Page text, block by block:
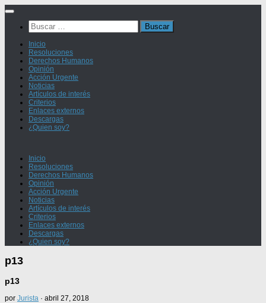
Saltar
contenidoBuscar:
Inicio
Resoluciones
Derechos Humanos
Opinión
Acción Urgente
Noticias
Artículos de interés
Criterios
Enlaces externos
Descargas
¿Quien soy?
Inicio
Resoluciones
Derechos Humanos
Opinión
Acción Urgente
Noticias
Artículos de interés
Criterios
Enlaces externos
Descargas
¿Quien soy?
p13
p13
por Jurista · abril 27, 2018